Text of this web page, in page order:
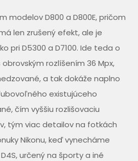
modelov D800 a D800E, pričom
len zrušený efekt, ale je
pri D5300 a D7100. Ide teda o
rozlíšením 36 Mpx,
a tak dokáže naplno
existujúceho
čím vyššiu rozlišovaciu
tým viac detailov na fotkách
Nikonu, keď vynecháme
určený na športy a iné